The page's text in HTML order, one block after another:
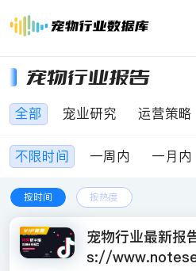
宠物行业报告
全部 宠业研究 运营策略
不限时间 一周内 一月内
按时间 按热度
宠物行业最新报
s://